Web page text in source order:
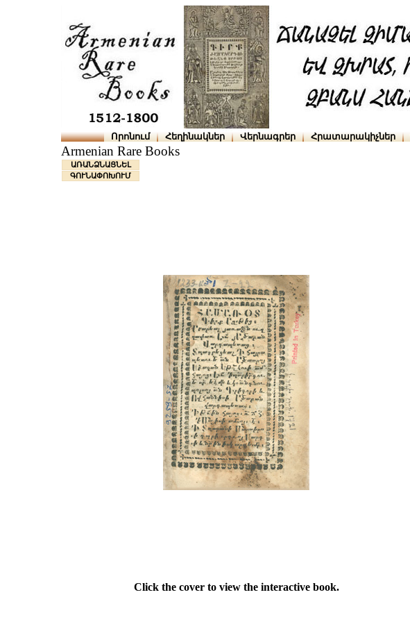
Որոնում Հեղինակներ Վերնագրեր Հրատարակիչներ
Armenian Rare Books
ԱՌԱՆՁՆԱՑՆԵԼ
ԳՈՒՆԱՓՈԽՈՒՄ
Click the cover to view the interactive book.